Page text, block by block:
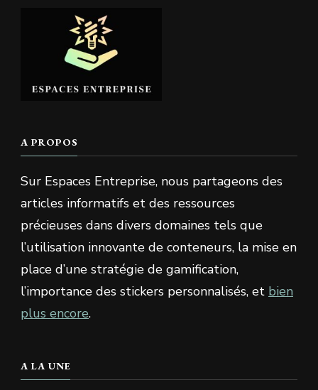
A PROPOS
Sur Espaces Entreprise, nous partageons des
articles informatifs et des ressources
précieuses dans divers domaines tels que
l’utilisation innovante de conteneurs, la mise en
place d’une stratégie de gamification,
l’importance des stickers personnalisés, et bien
plus encore.
A LA UNE